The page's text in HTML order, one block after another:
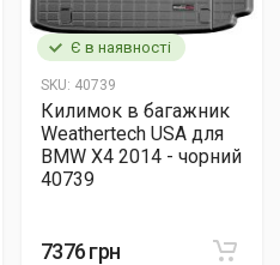
Є в наявності
SKU: 40739
Килимок в багажник
Weathertech USA для
BMW X4 2014 - чорний
40739
7376 грн